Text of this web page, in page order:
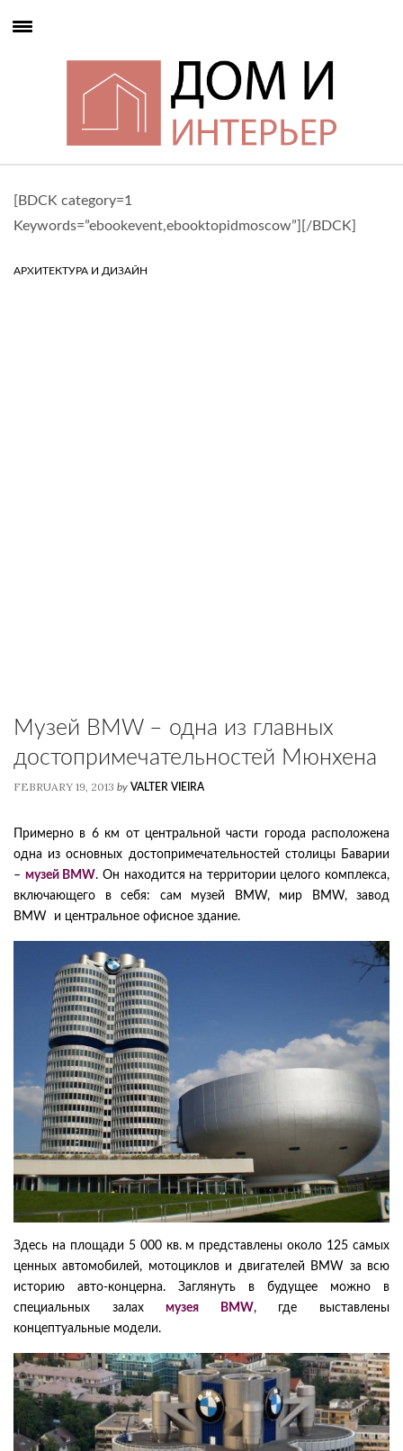
[BDCK category=1
Keywords=”ebookevent,ebooktopidmoscow”][/BDCK]
АРХИТЕКТУРА И ДИЗАЙН
Музей BMW – одна из главных
достопримечательностей Мюнхена
FEBRUARY 19, 2013 by VALTER VIEIRA
Примерно в 6 км от центральной части города расположена
одна из основных достопримечательностей столицы Баварии
– музей BMW. Он находится на территории целого комплекса,
включающего в себя: сам музей BMW, мир BMW, завод
BMW и центральное офисное здание.
Здесь на площади 5 000 кв. м представлены около 125 самых
ценных автомобилей, мотоциклов и двигателей BMW за всю
историю авто-концерна. Заглянуть в будущее можно в
специальных залахмузея BMW, где выставлены
концептуальные модели.